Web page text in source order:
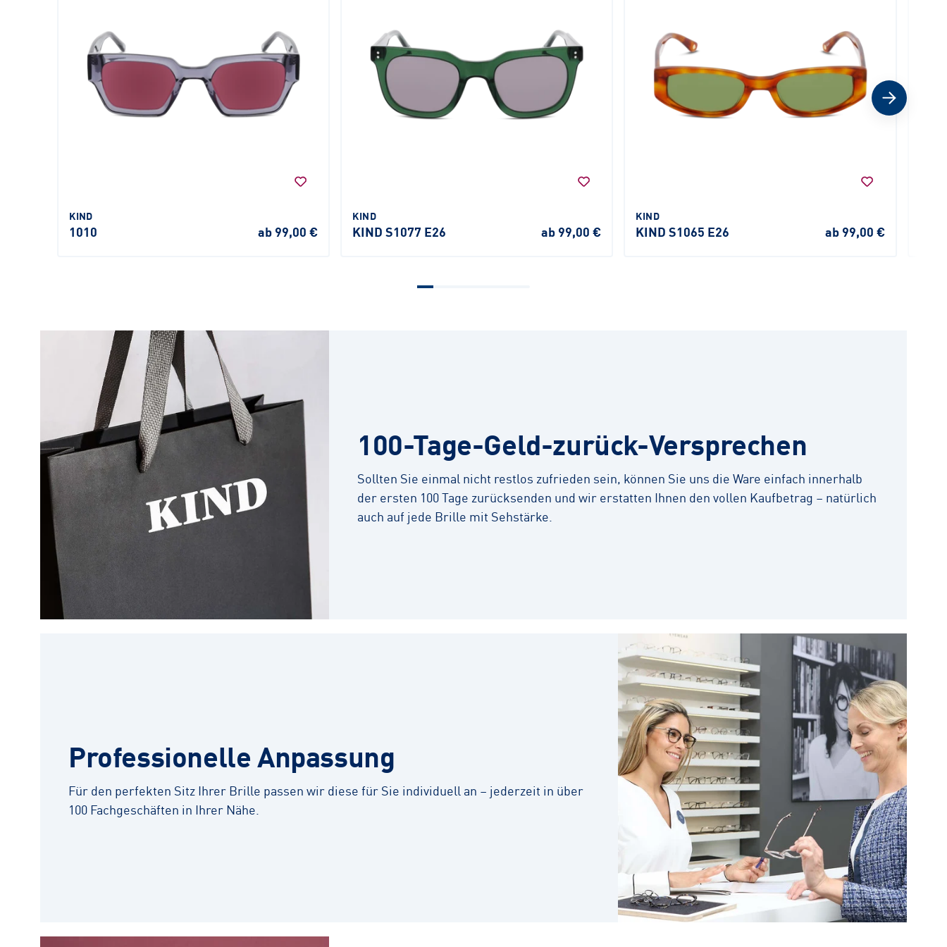
KIND
1010 ab 99,00 €
KIND
KIND S1077 E26 ab 99,00 €
KIND
KIND S1065 E26 ab 99,00 €
100-Tage-Geld-zurück-Versprechen
Sollten Sie einmal nicht restlos zufrieden sein, können Sie uns die Ware einfach innerhalb
der ersten 100 Tage zurücksenden und wir erstatten Ihnen den vollen Kaufbetrag – natürlich
auch auf jede Brille mit Sehstärke.
Professionelle Anpassung
Für den perfekten Sitz Ihrer Brille passen wir diese für Sie individuell an – jederzeit in über
100 Fachgeschäften in Ihrer Nähe.